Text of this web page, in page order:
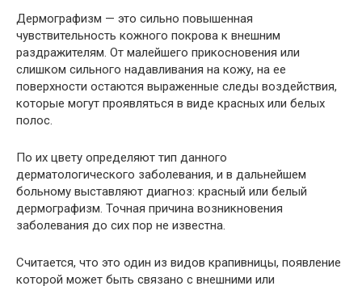
Дермографизм — это сильно повышенная
чувствительность кожного покрова к внешним
раздражителям. От малейшего прикосновения или
слишком сильного надавливания на кожу, на ее
поверхности остаются выраженные следы воздействия,
которые могут проявляться в виде красных или белых
полос.
По их цвету определяют тип данного
дерматологического заболевания, и в дальнейшем
больному выставляют диагноз: красный или белый
дермографизм. Точная причина возникновения
заболевания до сих пор не известна.
Считается, что это один из видов крапивницы, появление
которой может быть связано с внешними или